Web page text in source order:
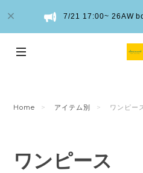
7/21 17:00~ 26AW
Home アイテム別 ワンピー
ワンピース